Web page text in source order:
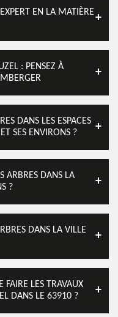
EN LA MATIÈRE
: PENSEZ À
DANS LES ESPACES
SES ENVIRONS ?
ARBRES DANS LA
?
DANS LA VILLE
LES TRAVAUX
DANS LE 63910 ?